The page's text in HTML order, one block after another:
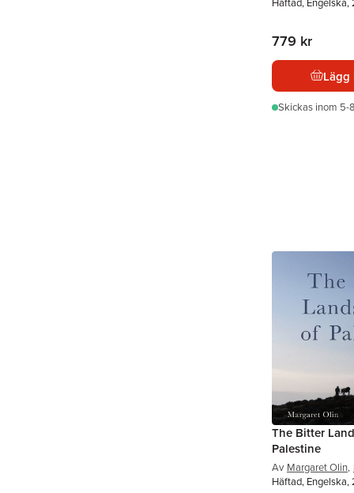
779 kr
Lägg
Skickas inom 5-
The Bitter
Palestine
Av Margaret Olin,
Häftad,